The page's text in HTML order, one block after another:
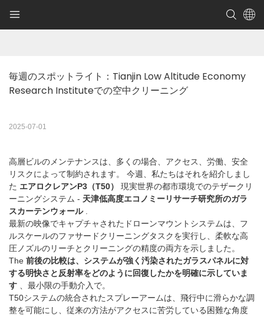
毎週のスポットライト：Tianjin Low Altitude Economy
Research Instituteでの空中クリーニング
2025-07-01
高層ビルのメンテナンスは、多くの場合、アクセス、労働、安全
リスクによって制約されます。 今週、私たちはそれを紹介しまし
た エアロクレアンP3（T50） 現実世界の都市環境でのテザークリ
ーニングシステム - 天津低高度エコノミーリサーチ研究所のガラ
スカーテンウォール .
最新の映像でキャプチャされたドローンマウントシステムは、フ
ルスケールのファサードクリーニングタスクを実行し、柔軟な高
圧ノズルのリーチとクリーニングの精度の両方を示しました。
The 前後の比較は、システムが強く汚染されたガラスパネルに対
する明快さと反射率をどのように回復したかを明確に示していま
す 、最小限の手動介入で。
T50システムの統合されたスプレーアームは、飛行中に滑らかな調
整を可能にし、従来の方法がアクセスに苦労している困難な角度